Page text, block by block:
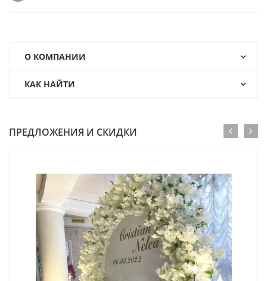
О КОМПАНИИ
КАК НАЙТИ
ПРЕДЛОЖЕНИЯ И СКИДКИ